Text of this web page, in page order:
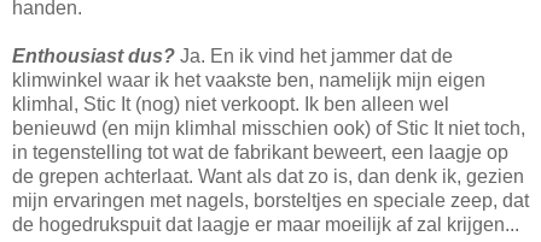
handen.
Enthousiast dus? Ja. En ik vind het jammer dat de
klimwinkel waar ik het vaakste ben, namelijk mijn eigen
klimhal, Stic It (nog) niet verkoopt. Ik ben alleen wel
benieuwd (en mijn klimhal misschien ook) of Stic It niet toch,
in tegenstelling tot wat de fabrikant beweert, een laagje op
de grepen achterlaat. Want als dat zo is, dan denk ik, gezien
mijn ervaringen met nagels, borsteltjes en speciale zeep, dat
de hogedrukspuit dat laagje er maar moeilijk af zal krijgen...